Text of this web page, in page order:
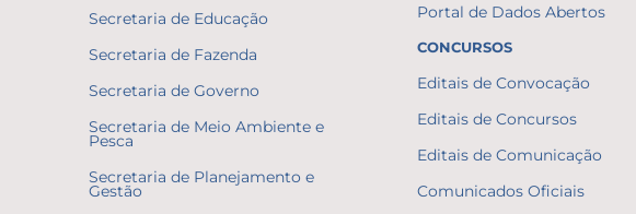
Secretaria de Educação
Secretaria de Fazenda
Secretaria de Governo
Secretaria de Meio Ambiente e
Pesca
Secretaria de Planejamento e
Gestão
Portal de Dados Abertos
CONCURSOS
Editais de Convocação
Editais de Concursos
Editais de Comunicação
Comunicados Oficiais